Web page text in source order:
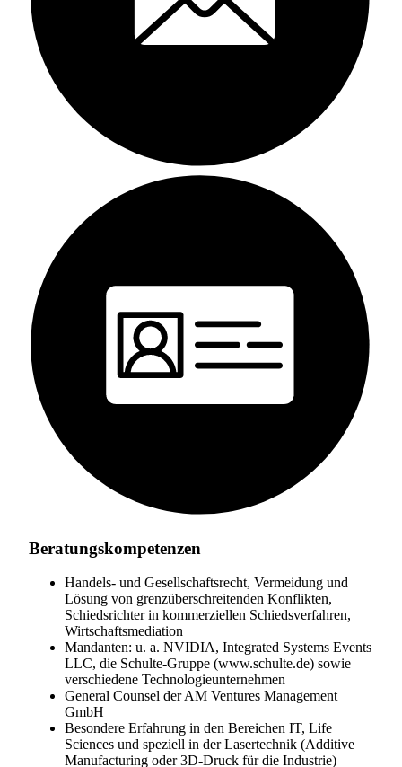
Beratungskompetenzen
Handels- und Gesellschaftsrecht, Vermeidung und
Lösung von grenzüberschreitenden Konflikten,
Schiedsrichter in kommerziellen Schiedsverfahren,
Wirtschaftsmediation
Mandanten: u. a. NVIDIA, Integrated Systems Events
LLC, die Schulte-Gruppe (www.schulte.de) sowie
verschiedene Technologieunternehmen
General Counsel der AM Ventures Management
GmbH
Besondere Erfahrung in den Bereichen IT, Life
Sciences und speziell in der Lasertechnik (Additive
Manufacturing oder 3D-Druck für die Industrie)